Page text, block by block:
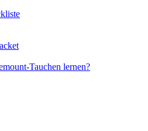
Tauchen lernen?